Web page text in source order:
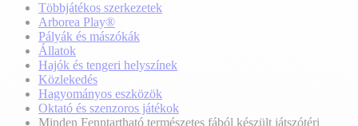
Többjátékos szerkezetek
Arborea Play®
Pályák és mászókák
Állatok
Hajók és tengeri helyszínek
Közlekedés
Hagyományos eszközök
Oktató és szenzoros játékok
Minden Fenntartható természetes fából készült játszótéri